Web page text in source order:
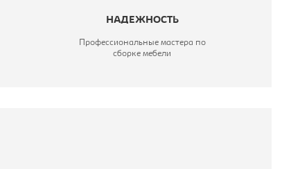
НАДЕЖНОСТЬ
Профессиональные мастера по
сборке мебели